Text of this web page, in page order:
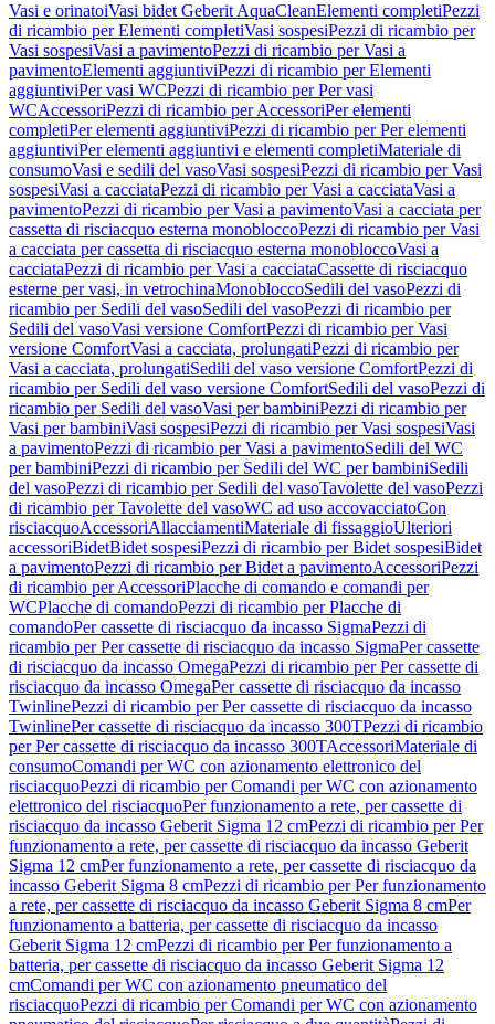
Vasi e orinatoiVasi bidet Geberit AquaCleanElementi completiPezzi
di ricambio per Elementi completiVasi sospesiPezzi di ricambio per
Vasi sospesiVasi a pavimentoPezzi di ricambio per Vasi a
pavimentoElementi aggiuntiviPezzi di ricambio per Elementi
aggiuntiviPer vasi WCPezzi di ricambio per Per vasi
WCAccessoriPezzi di ricambio per AccessoriPer elementi
completiPer elementi aggiuntiviPezzi di ricambio per Per elementi
aggiuntiviPer elementi aggiuntivi e elementi completiMateriale di
consumoVasi e sedili del vasoVasi sospesiPezzi di ricambio per Vasi
sospesiVasi a cacciataPezzi di ricambio per Vasi a cacciataVasi a
pavimentoPezzi di ricambio per Vasi a pavimentoVasi a cacciata per
cassetta di risciacquo esterna monobloccoPezzi di ricambio per Vasi
a cacciata per cassetta di risciacquo esterna monobloccoVasi a
cacciataPezzi di ricambio per Vasi a cacciataCassette di risciacquo
esterne per vasi, in vetrochinaMonobloccoSedili del vasoPezzi di
ricambio per Sedili del vasoSedili del vasoPezzi di ricambio per
Sedili del vasoVasi versione ComfortPezzi di ricambio per Vasi
versione ComfortVasi a cacciata, prolungatiPezzi di ricambio per
Vasi a cacciata, prolungatiSedili del vaso versione ComfortPezzi di
ricambio per Sedili del vaso versione ComfortSedili del vasoPezzi di
ricambio per Sedili del vasoVasi per bambiniPezzi di ricambio per
Vasi per bambiniVasi sospesiPezzi di ricambio per Vasi sospesiVasi
a pavimentoPezzi di ricambio per Vasi a pavimentoSedili del WC
per bambiniPezzi di ricambio per Sedili del WC per bambiniSedili
del vasoPezzi di ricambio per Sedili del vasoTavolette del vasoPezzi
di ricambio per Tavolette del vasoWC ad uso accovacciatoCon
risciacquoAccessoriAllacciamentiMateriale di fissaggioUlteriori
accessoriBidetBidet sospesiPezzi di ricambio per Bidet sospesiBidet
a pavimentoPezzi di ricambio per Bidet a pavimentoAccessoriPezzi
di ricambio per AccessoriPlacche di comando e comandi per
WCPlacche di comandoPezzi di ricambio per Placche di
comandoPer cassette di risciacquo da incasso SigmaPezzi di
ricambio per Per cassette di risciacquo da incasso SigmaPer cassette
di risciacquo da incasso OmegaPezzi di ricambio per Per cassette di
risciacquo da incasso OmegaPer cassette di risciacquo da incasso
TwinlinePezzi di ricambio per Per cassette di risciacquo da incasso
TwinlinePer cassette di risciacquo da incasso 300TPezzi di ricambio
per Per cassette di risciacquo da incasso 300TAccessoriMateriale di
consumoComandi per WC con azionamento elettronico del
risciacquoPezzi di ricambio per Comandi per WC con azionamento
elettronico del risciacquoPer funzionamento a rete, per cassette di
risciacquo da incasso Geberit Sigma 12 cmPezzi di ricambio per Per
funzionamento a rete, per cassette di risciacquo da incasso Geberit
Sigma 12 cmPer funzionamento a rete, per cassette di risciacquo da
incasso Geberit Sigma 8 cmPezzi di ricambio per Per funzionamento
a rete, per cassette di risciacquo da incasso Geberit Sigma 8 cmPer
funzionamento a batteria, per cassette di risciacquo da incasso
Geberit Sigma 12 cmPezzi di ricambio per Per funzionamento a
batteria, per cassette di risciacquo da incasso Geberit Sigma 12
cmComandi per WC con azionamento pneumatico del
risciacquoPezzi di ricambio per Comandi per WC con azionamento